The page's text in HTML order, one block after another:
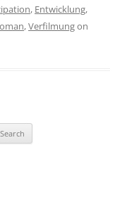
, Entwicklung,
,Verfilmungon